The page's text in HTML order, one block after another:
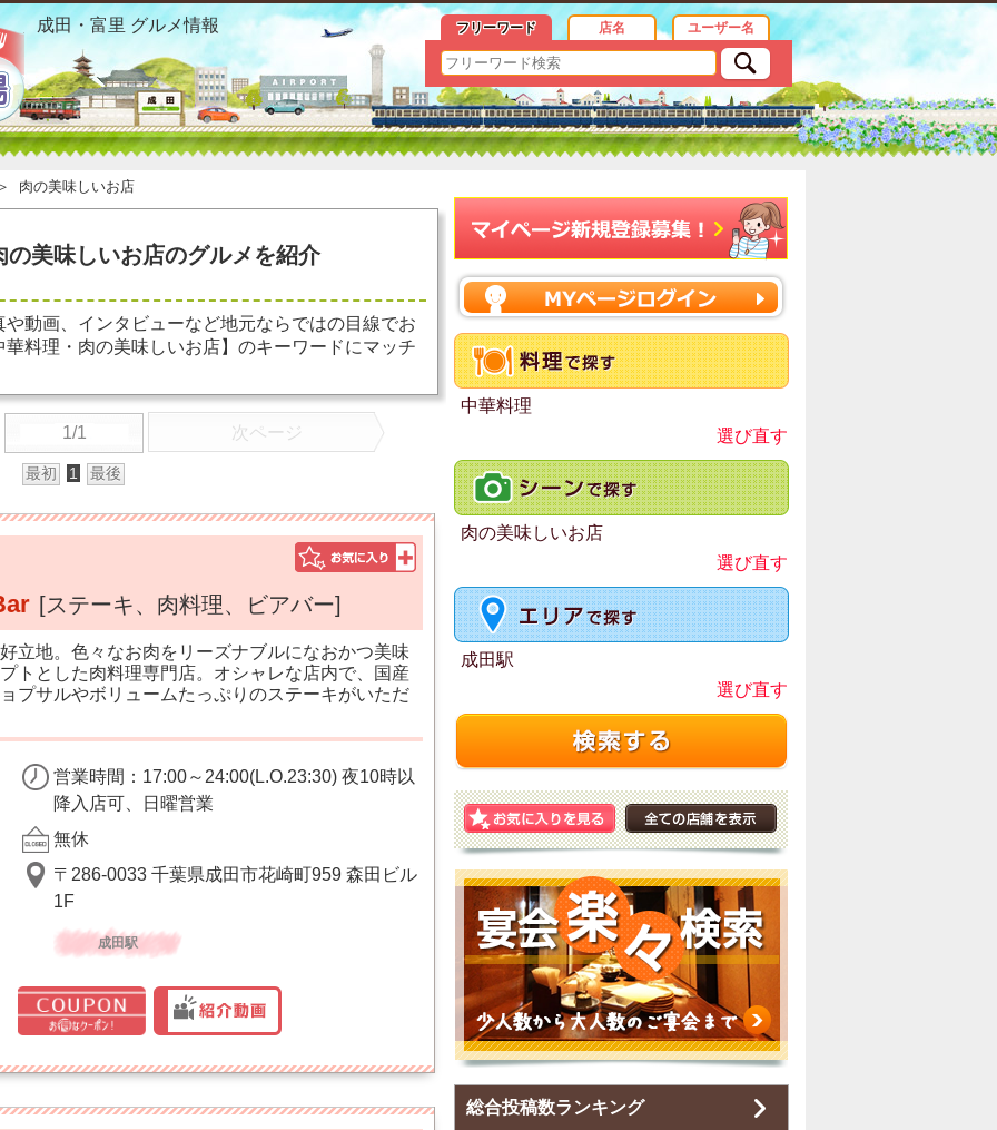
成田駅 中華料理 肉の美味しいお店 お勧めグルメ おすすめ情報
成田・富里 グルメ情報 フリーワード 店名 ユーザー名
肉の美味しいお店
美味しいお店のグルメを紹介
動画、インタビューなど地元ならではの目線でお
料理・肉の美味しいお店】のキーワードにマッチ
1/1 次ページ
最初 1 最後
[ステーキ、肉料理、ビアバー]
立地。色々なお肉をリーズナブルになおかつ美味
トとした肉料理専門店。オシャレな店内で、国産
プサルやボリュームたっぷりのステーキがいただ
営業時間：17:00～24:00(L.O.23:30) 夜10時以
降入店可、日曜営業
無休
〒286-0033 千葉県成田市花崎町959 森田ビル
1F
成田駅
中華料理
選び直す
肉の美味しいお店
選び直す
成田駅
選び直す
総合投稿数ランキング